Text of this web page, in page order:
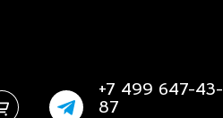
+7 499 647-43-
87